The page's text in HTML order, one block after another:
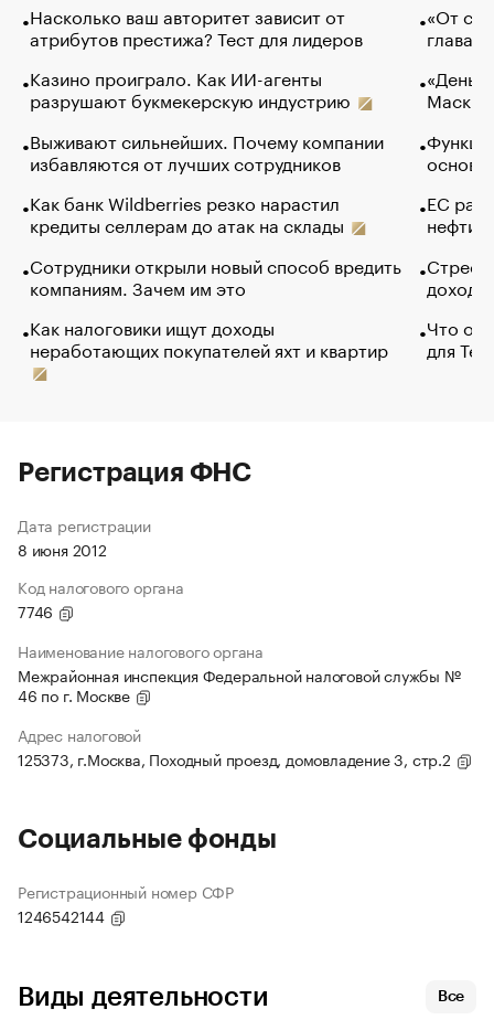
Насколько ваш авторитет зависит от
атрибутов престижа? Тест для лидеров
Казино проиграло. Как ИИ-агенты
разрушают букмекерскую индустрию
Выживают сильнейших. Почему компании
избавляются от лучших сотрудников
Как банк Wildberries резко нарастил
кредиты селлерам до атак на склады
Сотрудники открыли новый способ вредить
компаниям. Зачем им это
Как налоговики ищут доходы
неработающих покупателей яхт и квартир
«От
глава
Маск в
основ
ЕС
нефти
Что
для
Регистрация ФНС
Дата регистрации
8 июня 2012
Код налогового органа
7746
Наименование налогового органа
Межрайонная инспекция Федеральной налоговой службы №
46 по г. Москве
Адрес налоговой
125373, г.Москва, Походный проезд, домовладение 3, стр.2
Социальные фонды
Регистрационный номер СФР
1246542144
Виды деятельности Все